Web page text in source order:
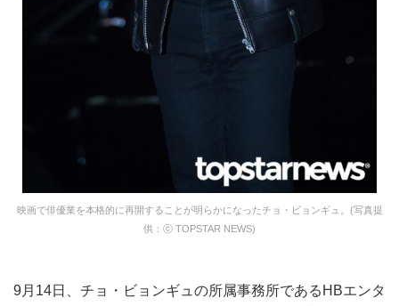
映画で俳優業を本格的に再開することが明らかになったチョ・ビョンギュ。(写真提
供：ⓒ TOPSTAR NEWS)
9月14日、チョ・ビョンギュの所属事務所であるHBエンタ